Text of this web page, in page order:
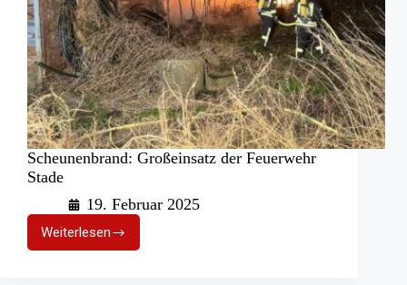
Scheunenbrand: Großeinsatz der Feuerwehr
Stade
19. Februar 2025
WeiterlesenScheunenbrand:
Großeinsatz